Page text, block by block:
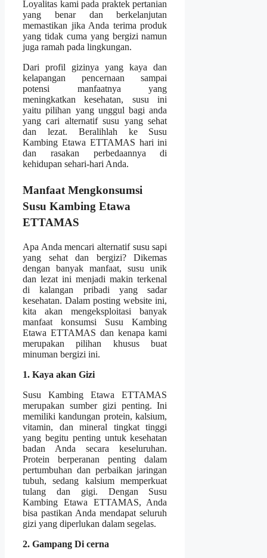
Loyalitas kami pada praktek pertanian
yang benar dan berkelanjutan
memastikan jika Anda terima produk
yang tidak cuma yang bergizi namun
juga ramah pada lingkungan.
Dari profil gizinya yang kaya dan
kelapangan pencernaan sampai
potensi manfaatnya yang
meningkatkan kesehatan, susu ini
yaitu pilihan yang unggul bagi anda
yang cari alternatif susu yang sehat
dan lezat. Beralihlah ke Susu
Kambing Etawa ETTAMAS hari ini
dan rasakan perbedaannya di
kehidupan sehari-hari Anda.
Manfaat Mengkonsumsi
Susu Kambing Etawa
ETTAMAS
Apa Anda mencari alternatif susu sapi
yang sehat dan bergizi? Dikemas
dengan banyak manfaat, susu unik
dan lezat ini menjadi makin terkenal
di kalangan pribadi yang sadar
kesehatan. Dalam posting website ini,
kita akan mengeksploitasi banyak
manfaat konsumsi Susu Kambing
Etawa ETTAMAS dan kenapa kami
merupakan pilihan khusus buat
minuman bergizi ini.
1. Kaya akan Gizi
Susu Kambing Etawa ETTAMAS
merupakan sumber gizi penting. Ini
memiliki kandungan protein, kalsium,
vitamin, dan mineral tingkat tinggi
yang begitu penting untuk kesehatan
badan Anda secara keseluruhan.
Protein berperanan penting dalam
pertumbuhan dan perbaikan jaringan
tubuh, sedang kalsium memperkuat
tulang dan gigi. Dengan Susu
Kambing Etawa ETTAMAS, Anda
bisa pastikan Anda mendapat seluruh
gizi yang diperlukan dalam segelas.
2. Gampang Di cerna